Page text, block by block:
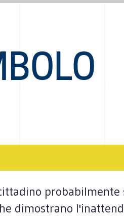
probabilmente
dimostrano